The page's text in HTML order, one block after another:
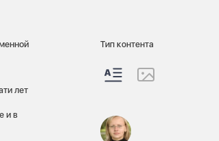
лет
и в
Тип контента